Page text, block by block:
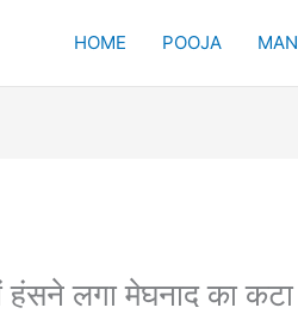
HOME POOJA
हंसने लगा मेघनाद का कटा